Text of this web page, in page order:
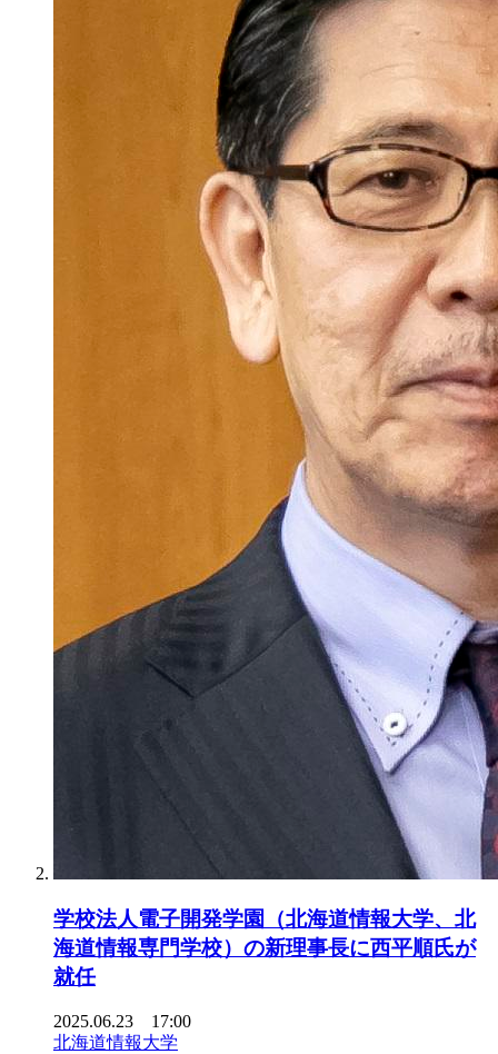
学校法人電子開発学園（北海道情報大学、北
海道情報専門学校）の新理事長に西平順氏が
就任
2025.06.23 17:00
北海道情報大学